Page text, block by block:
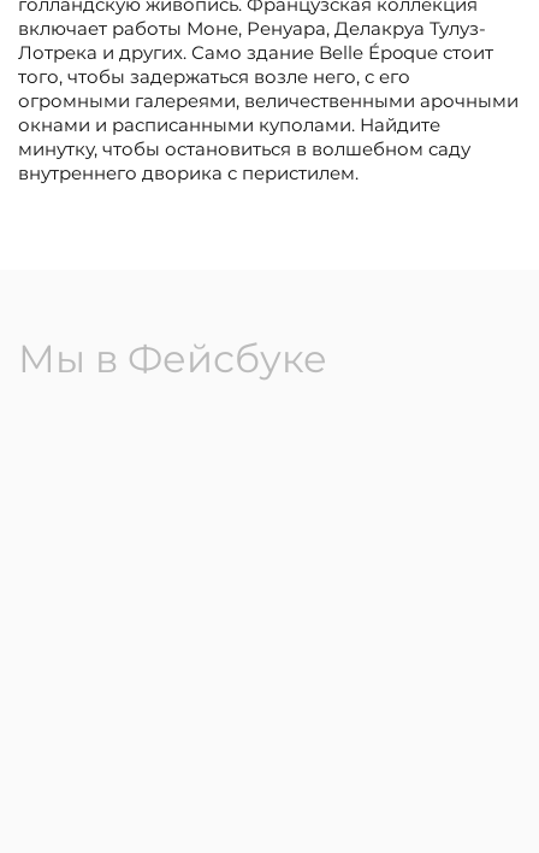
включает работы Моне, Ренуара, Делакруа Тулуз-
Лотрека и других. Само здание Belle Époque стоит
того, чтобы задержаться возле него, с его
огромными галереями, величественными арочными
окнами и расписанными куполами. Найдите
минутку, чтобы остановиться в волшебном саду
внутреннего дворика с перистилем.
Мы в Фейсбуке